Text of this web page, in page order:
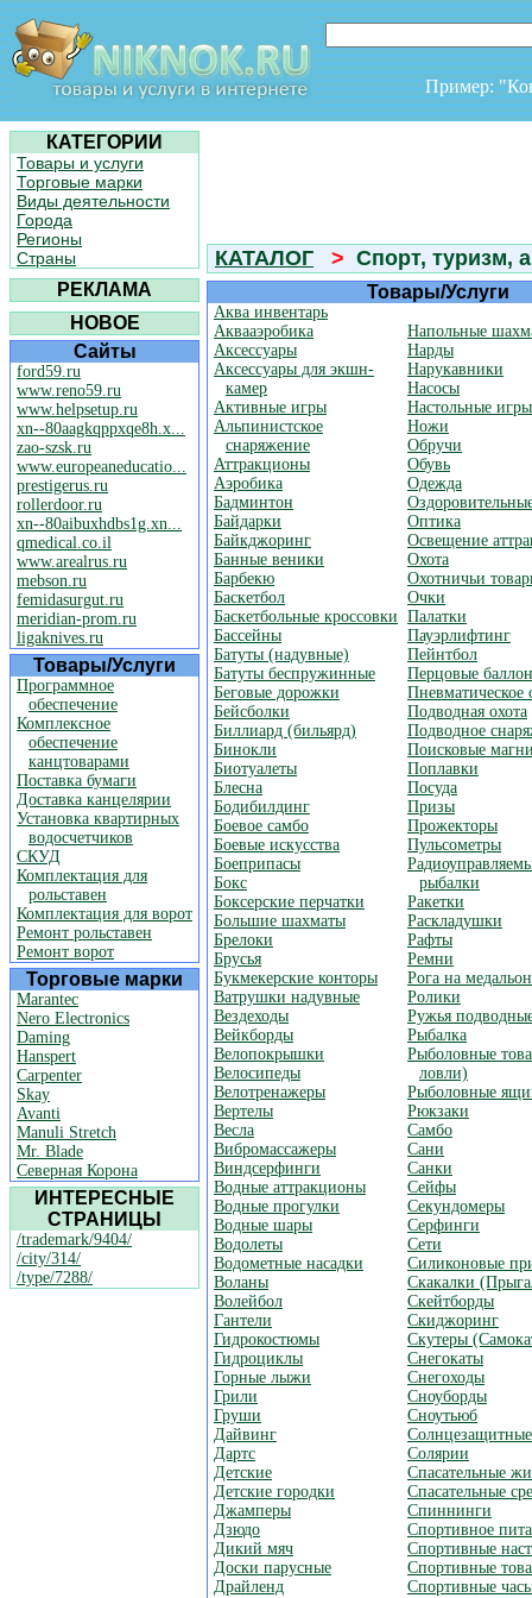
Пример:
КАТЕГОРИИ
Товары и услуги
Торговые марки
Виды деятельности
Города
Регионы
Страны
РЕКЛАМА
НОВОЕ
Сайты
ford59.ru
www.reno59.ru
www.helpsetup.ru
xn--80aagkqppxqe8h.x...
zao-szsk.ru
www.europeaneducatio...
prestigerus.ru
rollerdoor.ru
xn--80aibuxhdbs1g.xn...
qmedical.co.il
www.arealrus.ru
mebson.ru
femidasurgut.ru
meridian-prom.ru
ligaknives.ru
Товары/Услуги
Программное
обеспечение
Комплексное
обеспечение
канцтоварами
Поставка бумаги
Доставка канцелярии
Установка квартирных
водосчетчиков
СКУД
Комплектация для
рольставен
Комплектация для ворот
Ремонт рольставен
Ремонт ворот
Торговые марки
Marantec
Nero Electronics
Daming
Hanspert
Carpenter
Skay
Avanti
Manuli Stretch
Mr. Blade
Северная Корона
ИНТЕРЕСНЫЕ
СТРАНИЦЫ
/trademark/9404/
/city/314/
/type/7288/
КАТАЛОГ > Спорт, туризм,
Товары/Услуги
Аква инвентарь
Аквааэробика
Аксессуары
Аксессуары для экшн-
камер
Активные игры
Альпинистское
снаряжение
Аттракционы
Аэробика
Бадминтон
Байдарки
Байкджоринг
Банные веники
Барбекю
Баскетбол
Баскетбольные кроссовки
Бассейны
Батуты (надувные)
Батуты беспружинные
Беговые дорожки
Бейсболки
Биллиард (бильярд)
Бинокли
Биотуалеты
Блесна
Бодибилдинг
Боевое самбо
Боевые искусства
Боеприпасы
Бокс
Боксерские перчатки
Большие шахматы
Брелоки
Брусья
Букмекерские конторы
Ватрушки надувные
Вездеходы
Вейкборды
Велопокрышки
Велосипеды
Велотренажеры
Вертелы
Весла
Вибромассажеры
Виндсерфинги
Водные аттракционы
Водные прогулки
Водные шары
Водолеты
Водометные насадки
Воланы
Волейбол
Гантели
Гидрокостюмы
Гидроциклы
Горные лыжи
Грили
Груши
Дайвинг
Дартс
Детские
Детские городки
Джамперы
Дзюдо
Дикий мяч
Доски парусные
Драйленд
Напольные
Нарды
Нарукавники
Насосы
Настольные игры
Ножи
Обручи
Обувь
Одежда
Оптика
Освещение
Охота
Охотничьи
Очки
Палатки
Пауэрлифтинг
Пейнтбол
Перцовые
Пневматическое
Подводная охота
Подводное
Поисковые
Поплавки
Посуда
Призы
Прожекторы
Пульсометры
рыбалки
Ракетки
Раскладушки
Рафты
Ремни
Рога на
Ролики
Ружья
Рыбалка
Рыболовные
ловли)
Рыболовные
Рюкзаки
Самбо
Сани
Санки
Сейфы
Секундомеры
Серфинги
Сети
Силиконовые
Скакалки
Скейтборды
Скиджоринг
Скутеры
Снегокаты
Снегоходы
Сноуборды
Сноутьюб
Солярии
Спасательные
Спасательные
Спиннинги
Спортивное
Спортивные
Спортивные
Спортивные